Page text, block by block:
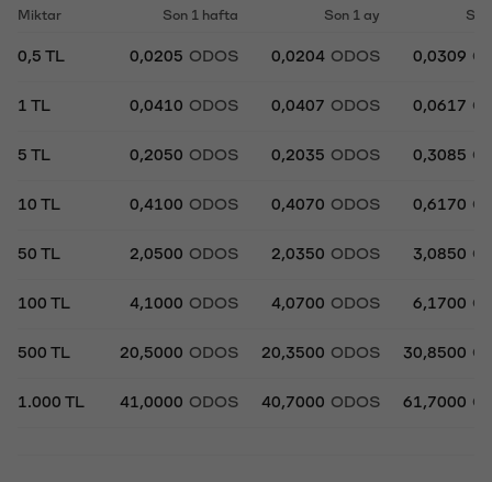
Miktar Son 1 hafta Son 1 ay
0,5 TL 0,0205 ODOS 0,0204 ODOS 0,0309
1 TL 0,0410 ODOS 0,0407 ODOS 0,0617
5 TL 0,2050 ODOS 0,2035 ODOS 0,3085
10 TL 0,4100 ODOS 0,4070 ODOS 0,6170
50 TL 2,0500 ODOS 2,0350 ODOS 3,0850
100 TL 4,1000 ODOS 4,0700 ODOS 6,1700
500 TL 20,5000 ODOS 20,3500 ODOS 30,8500
1.000 TL 41,0000 ODOS 40,7000 ODOS 61,7000